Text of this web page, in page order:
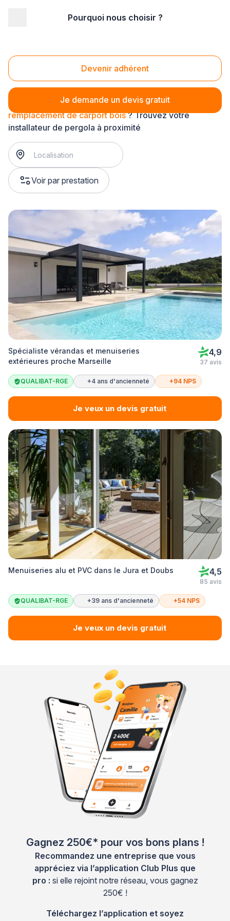
Pourquoi nous choisir ?
Devenir adhérent
Je demande un devis gratuit
Remplacement de carport bois
remplacement de carport bois? Trouvez votre
installateur de pergola à proximité
Voir par prestation
Spécialiste vérandas et menuiseries
extérieures proche Marseille
4,9
37 avis
QUALIBAT-RGE +4 ans d'ancienneté +94 NPS
Je veux un devis gratuit
Menuiseries alu et PVC dans le Jura et Doubs 4,5
85 avis
QUALIBAT-RGE +39 ans d'ancienneté +54 NPS
Je veux un devis gratuit
Gagnez 250€* pour vos bons plans !
Recommandez une entreprise que vous
appréciez via l’application Club Plus que
pro : si elle rejoint notre réseau, vous gagnez
250€ !
Téléchargez l’application et soyez